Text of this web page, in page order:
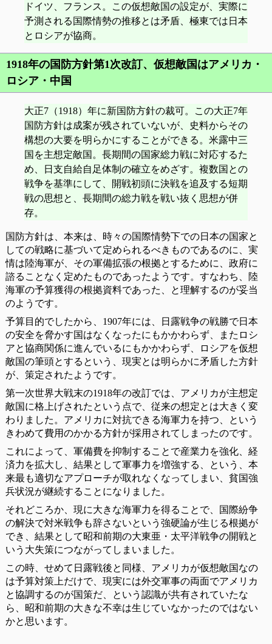
ドイツ、フランス。この仮想敵国の設定が、実際に
予測される国際情勢の推移とは矛盾、極東では日本
とロシアが協商。
1918年の国防方針第1次改訂、仮想敵国はアメリカ・
ロシア・中国
大正7（1918）年に新国防方針の裁可。この大正7年
国防方針は成案が残されていないが、史料からその
構想の大要を明らかにすることができる。米露中三
国を主想定敵国。長期間の国家総力戦に対応するた
め、日支自給自足体制の確立をめざす。複数国との
戦争を基準にして、開戦初頭に決戦を追及する短期
戦の思想と、長期間の総力戦を戦い抜く思想が併
存。
国防方針は、本来は、時々の国際情勢下での日本の国家と
しての戦略に基づいて定められるべきものであるのに、実
情は陸海軍が、その軍備拡張の根拠とするために、政府に
諮ることなく定めたものであったようです。すなわち、陸
海軍の予算獲得の根拠資料であった、と理解するのが妥当
のようです。
予算目的でしたから、1907年には、日露戦争の戦勝で日本
の安全を脅かす国はなくなったにもかかわらず、またロシ
アと協商関係に進んでいるにもかかわらず、ロシアを仮想
敵国の筆頭とするという、現実とは明らかに矛盾した方針
が、策定されたようです。
第一次世界大戦末の1918年の改訂では、アメリカが主想定
敵国に格上げされたという点で、従来の想定とは大きく変
わりました。アメリカに対抗できる海軍力を持つ、という
きわめて費用のかかる方針が採用されてしまったのです。
これによって、軍備費を抑制することで産業力を強化、経
済力を拡大し、結果として軍事力を増強する、という、本
来最も適切なアプローチが取れなくなってしまい、貧国強
兵状況が継続することになりました。
それどころか、現に大きな海軍力を得ることで、国際紛争
の解決で対米戦争も辞さないという強硬論が生じる根拠が
でき、結果として昭和前期の大東亜・太平洋戦争の開戦と
いう大失策につながってしまいました。
この時、せめて日露戦後と同様、アメリカが仮想敵国なの
は予算対策上だけで、現実には外交軍事の両面でアメリカ
と協調するのが国策だ、という認識が共有されていたな
ら、昭和前期の大きな不幸は生じていなかったのではない
かと思います。